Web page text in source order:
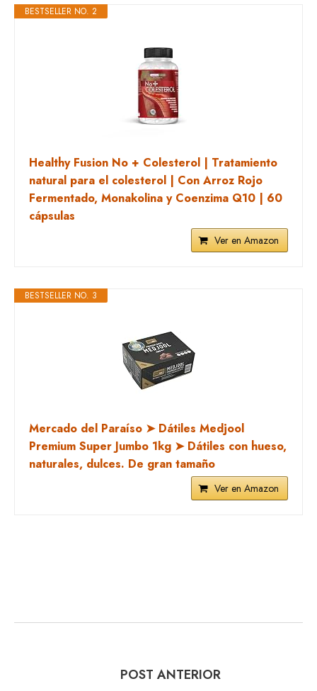
BESTSELLER NO. 2
Healthy Fusion No + Colesterol | Tratamiento
natural para el colesterol | Con Arroz Rojo
Fermentado, Monakolina y Coenzima Q10 | 60
cápsulas
Ver en Amazon
BESTSELLER NO. 3
Mercado del Paraíso ➤ Dátiles Medjool
Premium Super Jumbo 1kg ➤ Dátiles con hueso,
naturales, dulces. De gran tamaño
Ver en Amazon
POST ANTERIOR